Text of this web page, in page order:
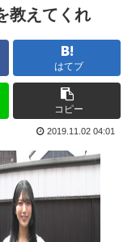
るんじゃないです...
鉄ジャン天幕きみ...
主要先進...
けで、日本の制止...
するだろう」と表...
らを性接待
「心の揺れ動く少...
はオバマのせい」
抜けない
教えてくれ
はてブ
コピー
2019.11.02 04:01